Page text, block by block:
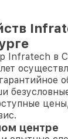
Infratech в
центре